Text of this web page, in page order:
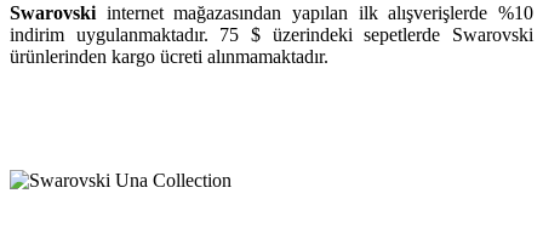
Swarovski internet mağazasından yapılan ilk alışverişlerde %10
indirim uygulanmaktadır. 75 $ üzerindeki sepetlerde Swarovski
ürünlerinden kargo ücreti alınmamaktadır.